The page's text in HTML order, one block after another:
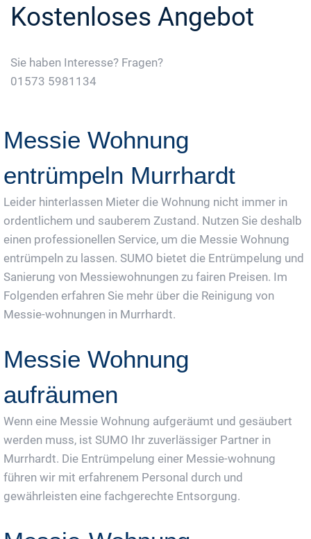
Kostenloses Angebot
Sie haben Interesse? Fragen?
01573 5981134
Messie Wohnung
entrümpeln Murrhardt
Leider hinterlassen Mieter die Wohnung nicht immer in
ordentlichem und sauberem Zustand. Nutzen Sie deshalb
einen professionellen Service, um die Messie Wohnung
entrümpeln zu lassen. SUMO bietet die Entrümpelung und
Sanierung von Messiewohnungen zu fairen Preisen. Im
Folgenden erfahren Sie mehr über die Reinigung von
Messie-wohnungen in Murrhardt.
Messie Wohnung
aufräumen
Wenn eine Messie Wohnung aufgeräumt und gesäubert
werden muss, ist SUMO Ihr zuverlässiger Partner in
Murrhardt. Die Entrümpelung einer Messie-wohnung
führen wir mit erfahrenem Personal durch und
gewährleisten eine fachgerechte Entsorgung.